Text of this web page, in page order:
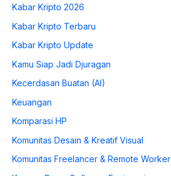
Kabar Kripto 2026
Kabar Kripto Terbaru
Kabar Kripto Update
Kamu Siap Jadi Djuragan
Kecerdasan Buatan (AI)
Keuangan
Komparasi HP
Komunitas Desain & Kreatif Visual
Komunitas Freelancer & Remote Worker